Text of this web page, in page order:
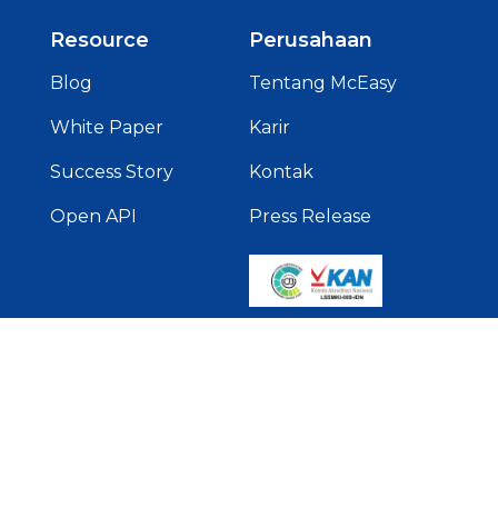
Resource
Blog
White Paper
Success Story
Open API
Perusahaan
Tentang McEasy
Karir
Kontak
Press Release